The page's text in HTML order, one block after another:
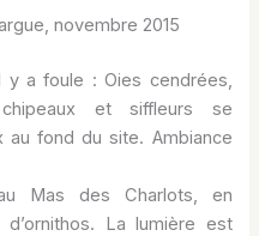
novembre 2015
y a foule : Oies cendrées,
et siffleurs se
fond du site. Ambiance
Mas des Charlots, en
La lumière est